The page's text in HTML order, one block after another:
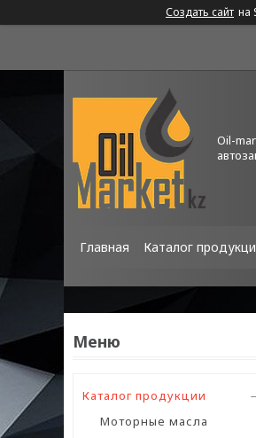
Создать сайт на
Oil-
Главная Каталог
Каталог продукции
Моторные масла